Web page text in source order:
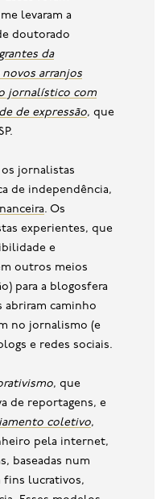
levaram a
doutorado
da
arranjos
jornalístico com
de expressão, que
jornalistas
de independência,
. Os
experientes, que
e
outros meios
para a blogosfera
abriram caminho
no jornalismo (e
e redes sociais.
, que
de reportagens, e
coletivo,
pela internet,
baseadas num
fins lucrativos,